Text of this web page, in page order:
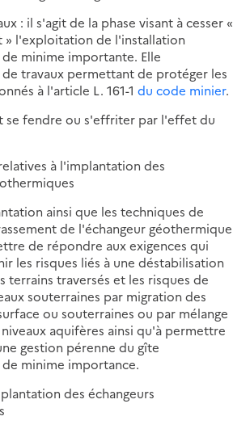
: il s'agit de la phase visant à cesser «
l'exploitation de l'installation
minime importante. Elle
de travaux permettant de protéger les
à l'article L. 161-1 du code minier.
se fendre ou s'effriter par l'effet du
à l'implantation des
ainsi que les techniques de
de l'échangeur géothermique
de répondre aux exigences qui
les risques liés à une déstabilisation
terrains traversés et les risques de
souterraines par migration des
ou souterraines ou par mélange
aquifères ainsi qu'à permettre
gestion pérenne du gîte
minime importance.
des échangeurs